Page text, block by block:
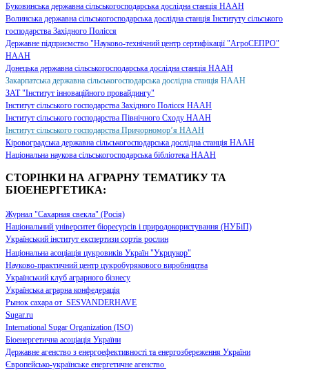
Буковинська державна сільськогосподарська дослідна станція НААН
Волинська державна сільськогосподарська дослідна станція Інституту сільського
господарства Західного Полісся
Державне підприємство "Науково-технічний центр сертифікації "АгроСЕПРО"
НААН
Донецька державна сільськогосподарська дослідна станція НААН
Закарпатська державна сільськогосподарська дослідна станція НААН
ЗАТ "Інститут інноваційного провайдингу"
Інститут сільського господарства Західного Полісся НААН
Інститут сільського господарства Північного Сходу НААН
Інститут сільського господарства Причорномор’я НААН
Кіровоградська державна сільськогосподарська дослідна станція НААН
Національна наукова сільськогосподарська бібліотека НААН
СТОРІНКИ НА АГРАРНУ ТЕМАТИКУ ТА
БІОЕНЕРГЕТИКА:
Журнал "Сахарная свекла" (Росія)
Національний університет біоресурсів і природокористування (НУБіП)
Український інститут експертизи сортів рослин
Національна асоціація цукровиків Україн "Укрцукор"
Науково-практичний центр цукробурякового виробництва
Український клуб аграрного бізнесу
Українська аграрна конфедерація
Рынок сахара от SESVANDERHAVE
Sugar.ru
International Sugar Organization (ISO)
Біоенергетична асоціація України
Державне агенство з енергоефективності та енергозбереження України
Європейсько-українське енергетичне агенство